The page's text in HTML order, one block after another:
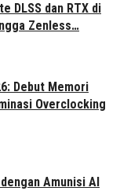
DLSS dan RTX di
Zenless…
Debut Memori
Overclocking
Amunisi AI